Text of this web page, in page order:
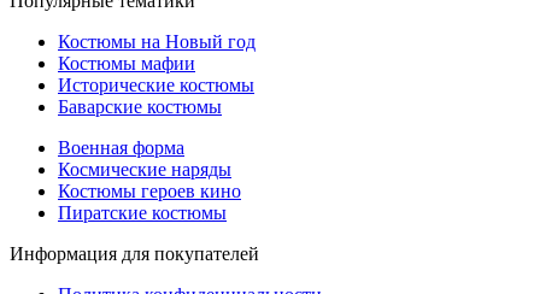
Костюмы на Новый год
Костюмы мафии
Исторические костюмы
Баварские костюмы
Военная форма
Космические наряды
Костюмы героев кино
Пиратские костюмы
Информация для покупателей